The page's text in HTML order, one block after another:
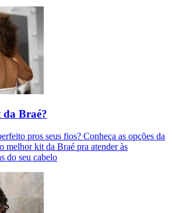
Braé?
pros seus fios? Conheça as opções da
melhor kit da Braé pra atender às
do seu cabelo